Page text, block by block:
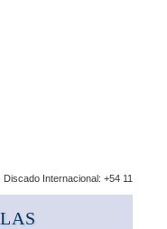
Internacional: +54 11